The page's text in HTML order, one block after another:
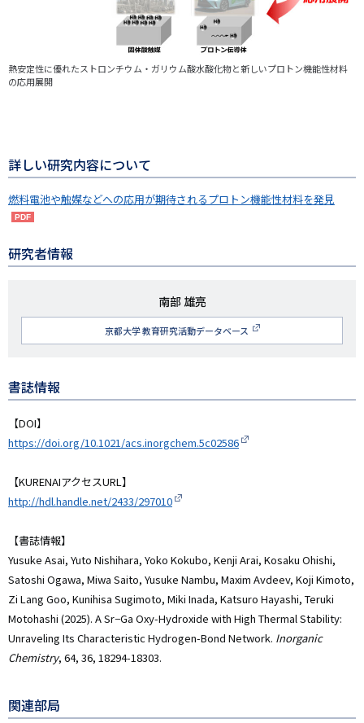
熱安定性に優れたストロンチウム・ガリウム酸水酸化物と新しいプロトン機能性材料
の応用展開
詳しい研究内容について
燃料電池や触媒などへの応用が期待されるプロトン機能性材料を発見
研究者情報
研
究
者
南部 雄亮
京都大学 教育研究活動データベース
書誌情報
【DOI】
https://doi.org/10.1021/acs.inorgchem.5c02586
【KURENAIアクセスURL】
http://hdl.handle.net/2433/297010
【書誌情報】
Yusuke Asai, Yuto Nishihara, Yoko Kokubo, Kenji Arai, Kosaku Ohishi,
Satoshi Ogawa, Miwa Saito, Yusuke Nambu, Maxim Avdeev, Koji Kimoto,
Zi Lang Goo, Kunihisa Sugimoto, Miki Inada, Katsuro Hayashi, Teruki
Motohashi (2025). A Sr−Ga Oxy-Hydroxide with High Thermal Stability:
Unraveling Its Characteristic Hydrogen-Bond Network. Inorganic
Chemistry, 64, 36, 18294-18303.
関連部局